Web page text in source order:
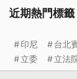
近期熱門標籤
印尼 台北
立委
立法